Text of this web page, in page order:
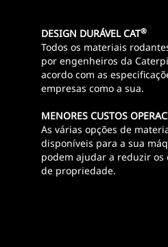
DESIGN DURÁVEL CAT®
Todos os materiais
por engenheiros da
acordo com as
empresas como a sua.
MENORES CUSTOS
As várias opções de
disponíveis para a sua
podem ajudar a reduzir os
de propriedade.